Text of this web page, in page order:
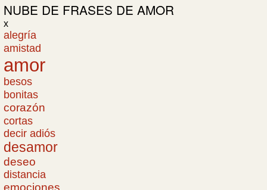
NUBE DE FRASES DE AMOR
x
alegría
amistad
amor
besos
bonitas
corazón
cortas
decir adiós
desamor
deseo
distancia
emociones